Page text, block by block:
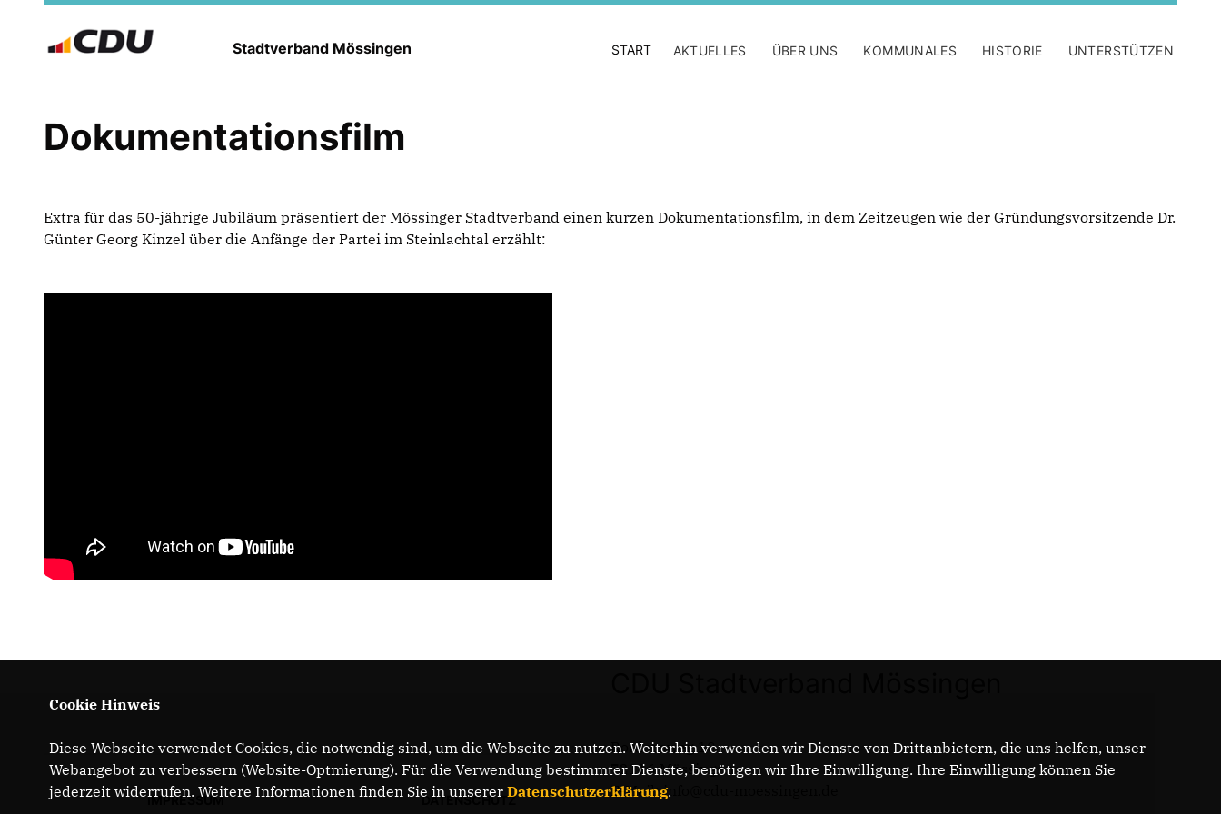
Stadtverband Mössingen START AKTUELLES ÜBER UNS KOMMUNALES HISTORIE UNTERSTÜTZEN
Dokumentationsfilm
Extra für das 50-jährige Jubiläum präsentiert der Mössinger Stadtverband einen kurzen Dokumentationsfilm, in dem Zeitzeugen wie der Gründungsvorsitzende Dr.
Günter Georg Kinzel über die Anfänge der Partei im Steinlachtal erzählt:
IMPRESSUM DATENSCHUTZ
Rotdornweg 10
72116 Mössingen
E-Mail: info@cdu-moessingen.de
Cookie Hinweis
Diese Webseite verwendet Cookies, die notwendig sind, um die Webseite zu nutzen. Weiterhin verwenden wir Dienste von Drittanbietern, die uns helfen, unser
Webangebot zu verbessern (Website-Optmierung). Für die Verwendung bestimmter Dienste, benötigen wir Ihre Einwilligung. Ihre Einwilligung können Sie
jederzeit widerrufen. Weitere Informationen finden Sie in unserer Datenschutzerklärung.